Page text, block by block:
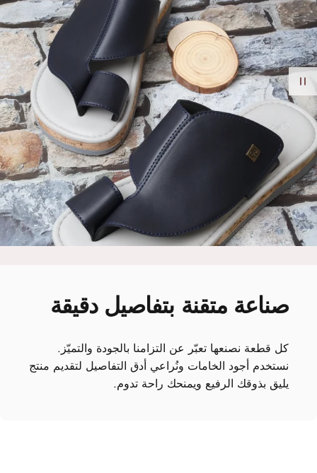
صناعةمتقنةبتفاصيلدقيقة
كل قطعة نصنعها تعبّر عن التزامنا بالجودة والتميّز.
نستخدم أجود الخامات ونُراعي أدق التفاصيل لتقديم منتج
يليق بذوقك الرفيع ويمنحك راحة تدوم.